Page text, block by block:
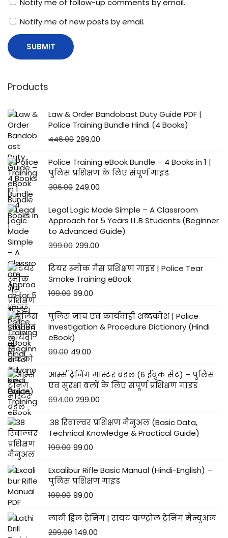
र्भ
र
क
ती
?
Notify me of follow-up comments by email.
Notify me of new posts by email.
Products
Law & Order Bandobast Duty Guide PDF |
Police Training Bundle Hindi (4 Books)
446.00 299.00
Police Training eBook Bundle – 4 Books in 1 |
पुलिस प्रशिक्षण के लिए संपूर्ण गाइड
396.00 249.00
Legal Logic Made Simple – A Classroom
Approach for 5 Years LL.B Students (Beginner
to Advanced Guide)
399.00 299.00
टियर स्मोक गैस प्रशिक्षण गाइड | Police Tear
Smoke Training eBook
199.00 99.00
पुलिस जांच एवं कार्यवाही शब्दकोश | Police
Investigation & Procedure Dictionary (Hindi
eBook)
99.00 49.00
आर्म्स ट्रेनिंग मास्टर बंडल (6 ईबुक सेट) – पुलिस
एवं सुरक्षा बलों के लिए संपूर्ण प्रशिक्षण गाइड
694.00 299.00
.38 रिवाल्वर प्रशिक्षण मैनुअल (Basic Data,
Technical Knowledge & Practical Guide)
199.00 99.00
Excalibur Rifle Basic Manual (Hindi-English) –
पुलिस प्रशिक्षण गाइड
199.00 99.00
लाठी ड्रिल ट्रेनिंग | रायट कण्ट्रोल ट्रेनिंग मैन्युअल
299.00 149.00